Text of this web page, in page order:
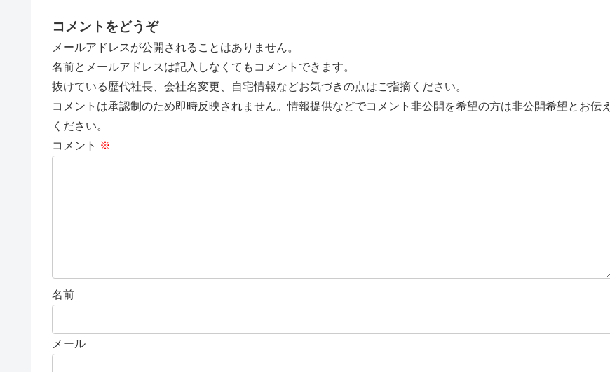
コメントをどうぞ
メールアドレスが公開されることはありません。
名前とメールアドレスは記入しなくてもコメントできます。
抜けている歴代社長、会社名変更、自宅情報などお気づきの点はご指摘ください。
コメントは承認制のため即時反映されません。情報提供などでコメント非公開を希望の方は非公開希望とお伝え
ください。
コメント ※
名前
メール